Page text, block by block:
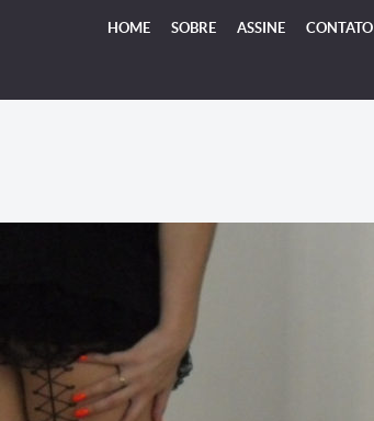
HOME SOBRE ASSINE CONTATO